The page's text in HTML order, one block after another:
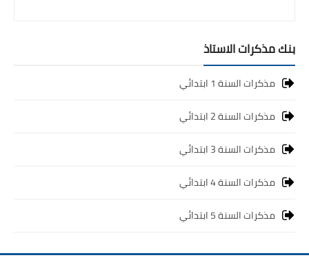
بنك مذكرات الاستاذ
مذكرات السنة 1 ابتدائي
مذكرات السنة 2 ابتدائي
مذكرات السنة 3 ابتدائي
مذكرات السنة 4 ابتدائي
مذكرات السنة 5 ابتدائي